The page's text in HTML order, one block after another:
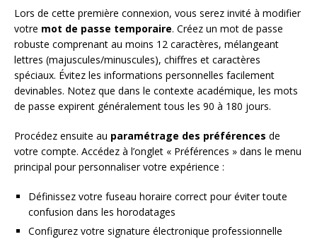
Lors de cette première connexion, vous serez invité à modifier
votre mot de passe temporaire. Créez un mot de passe
robuste comprenant au moins 12 caractères, mélangeant
lettres (majuscules/minuscules), chiffres et caractères
spéciaux. Évitez les informations personnelles facilement
devinables. Notez que dans le contexte académique, les mots
de passe expirent généralement tous les 90 à 180 jours.
Procédez ensuite au paramétrage des préférences de
votre compte. Accédez à l’onglet « Préférences » dans le menu
principal pour personnaliser votre expérience :
Définissez votre fuseau horaire correct pour éviter toute
confusion dans les horodatages
Configurez votre signature électronique professionnelle